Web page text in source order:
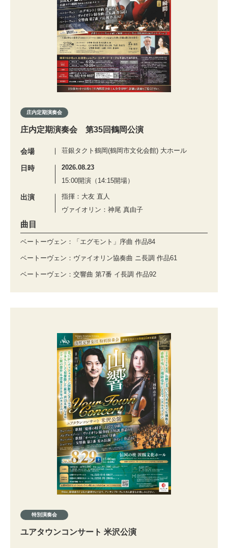
庄内定期演奏会
庄内定期演奏会 第35回鶴岡公演
会場 荘銀タクト鶴岡(鶴岡市文化会館) 大ホール
日時
2026.08.23
15:00開演（14:15開場）
出演
指揮：大友 直人
ヴァイオリン：神尾 真由子
曲目
ベートーヴェン：「エグモント」序曲 作品84
ベートーヴェン：ヴァイオリン協奏曲 ニ長調 作品61
ベートーヴェン：交響曲 第7番 イ長調 作品92
特別演奏会
ユアタウンコンサート 米沢公演